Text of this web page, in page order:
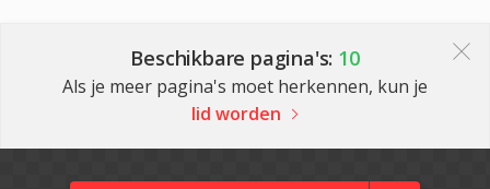
Beschikbare pagina's: 10
Als je meer pagina's moet herkennen, kun je
lid worden